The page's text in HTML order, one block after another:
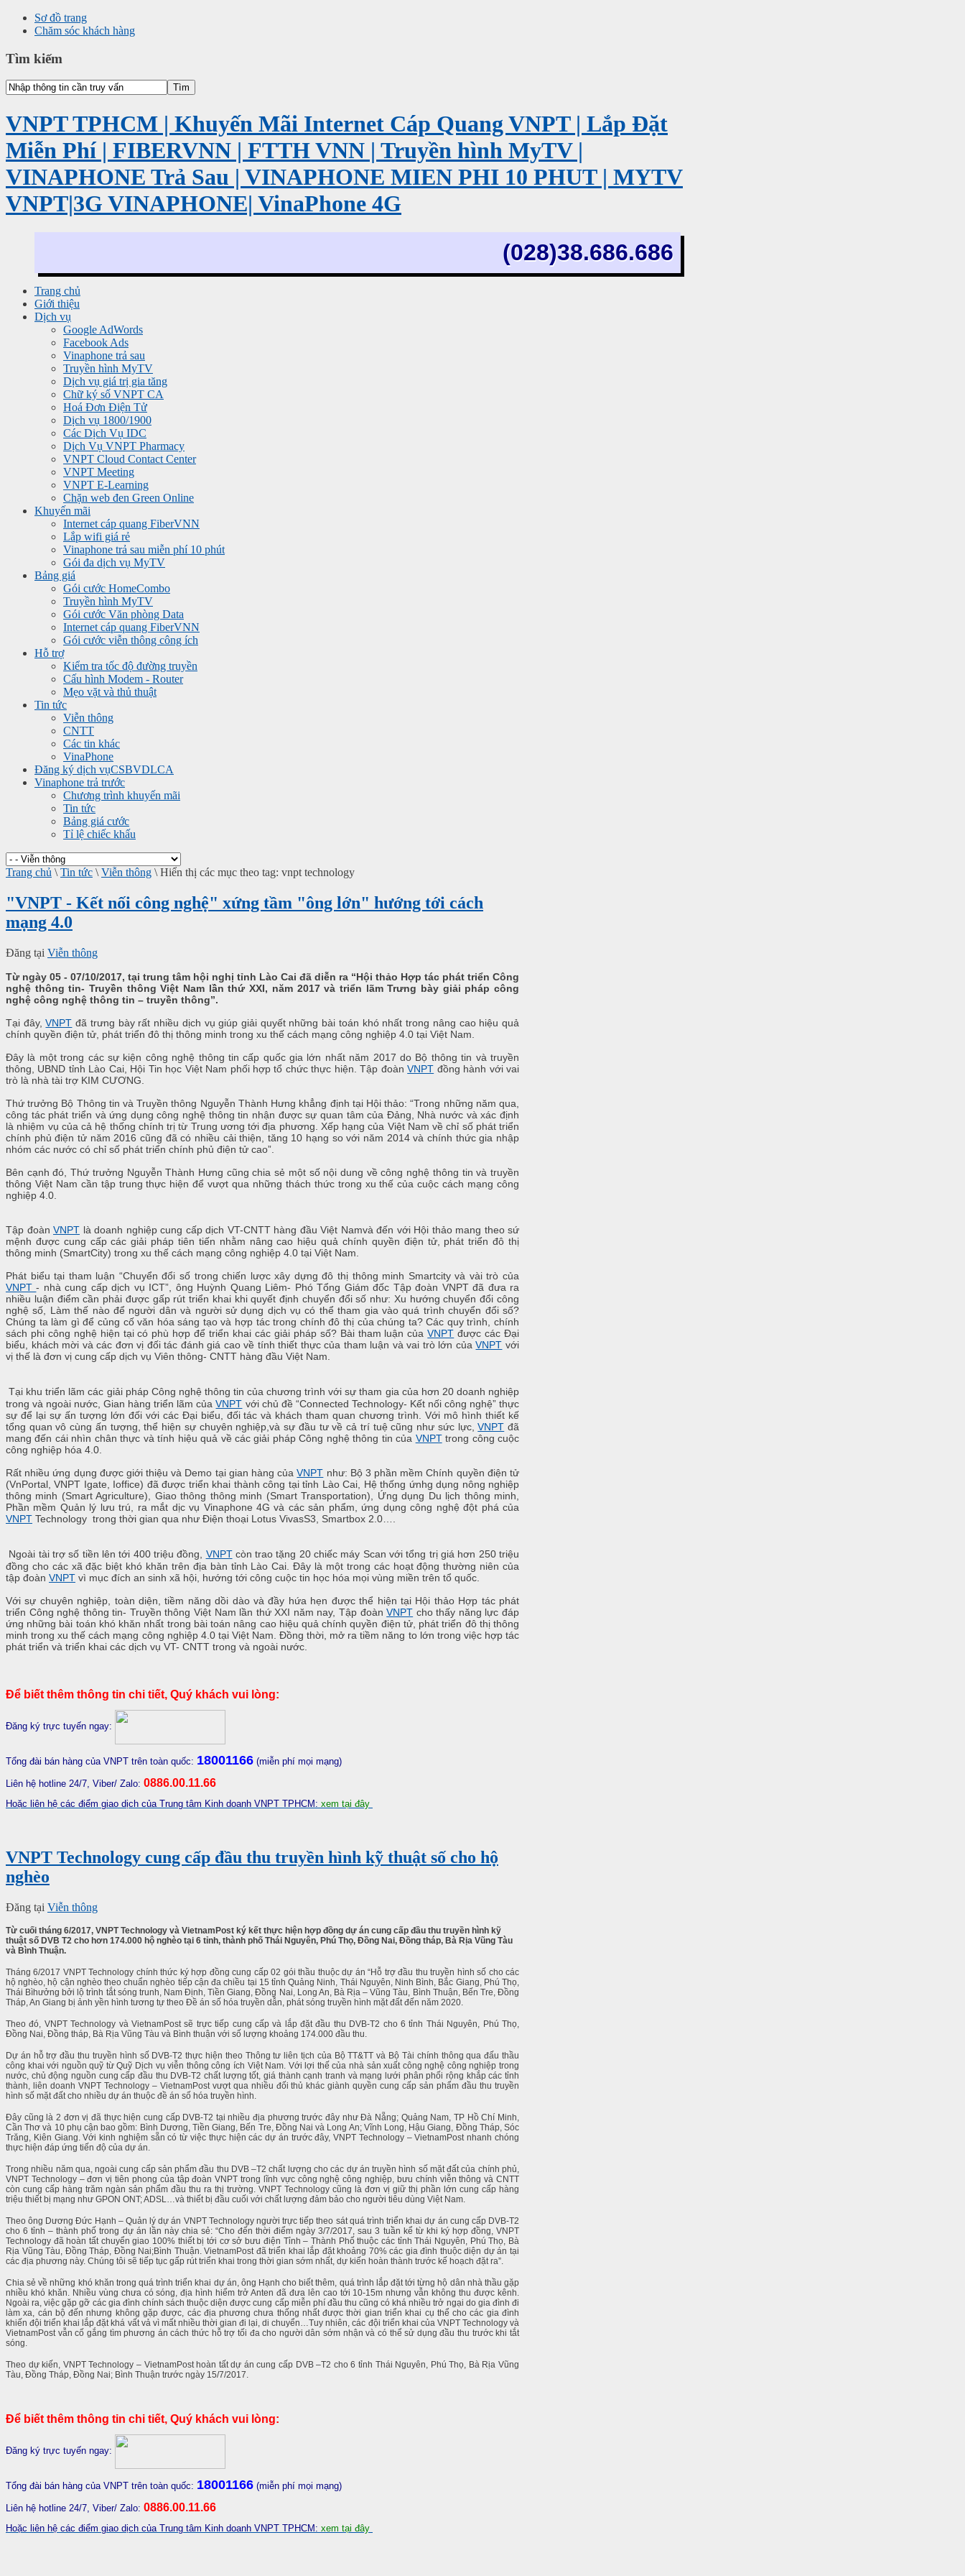
Sơ đồ trang
Chăm sóc khách hàng
Tìm kiếm
VNPT TPHCM | Khuyến Mãi Internet Cáp Quang VNPT | Lắp Đặt
Miễn Phí | FIBERVNN | FTTH VNN | Truyền hình MyTV |
VINAPHONE Trả Sau | VINAPHONE MIEN PHI 10 PHUT | MYTV
VNPT|3G VINAPHONE| VinaPhone 4G
(028)38.686.686
Trang chủ
Giới thiệu
Dịch vụ
Google AdWords
Facebook Ads
Vinaphone trả sau
Truyền hình MyTV
Dịch vụ giá trị gia tăng
Chữ ký số VNPT CA
Hoá Đơn Điện Tử
Dịch vụ 1800/1900
Các Dịch Vụ IDC
Dịch Vụ VNPT Pharmacy
VNPT Cloud Contact Center
VNPT Meeting
VNPT E-Learning
Chặn web đen Green Online
Khuyến mãi
Internet cáp quang FiberVNN
Lắp wifi giá rẻ
Vinaphone trả sau miễn phí 10 phút
Gói đa dịch vụ MyTV
Bảng giá
Gói cước HomeCombo
Truyền hình MyTV
Gói cước Văn phòng Data
Internet cáp quang FiberVNN
Gói cước viễn thông công ích
Hỗ trợ
Kiểm tra tốc độ đường truyền
Cấu hình Modem - Router
Mẹo vặt và thủ thuật
Tin tức
Viễn thông
CNTT
Các tin khác
VinaPhone
Đăng ký dịch vụCSBVDLCA
Vinaphone trả trước
Chương trình khuyến mãi
Tin tức
Bảng giá cước
Tỉ lệ chiếc khấu
Trang chủ \ Tin tức \ Viễn thông \ Hiển thị các mục theo tag: vnpt technology
"VNPT - Kết nối công nghệ" xứng tầm "ông lớn" hướng tới cách
mạng 4.0
Đăng tại Viễn thông
Từ ngày 05 - 07/10/2017, tại trung tâm hội nghị tỉnh Lào Cai đã diễn ra “Hội thảo Hợp tác phát triển Công
nghệ thông tin- Truyền thông Việt Nam lần thứ XXI, năm 2017 và triển lãm Trưng bày giải pháp công
nghệ công nghệ thông tin – truyền thông”.
Tại đây,VNPT đã trưng bày rất nhiều dịch vụ giúp giải quyết những bài toán khó nhất trong nâng cao hiệu quả
chính quyền điện tử, phát triển đô thị thông minh trong xu thế cách mạng công nghiệp 4.0 tại Việt Nam.
Đây là một trong các sự kiện công nghệ thông tin cấp quốc gia lớn nhất năm 2017 do Bộ thông tin và truyền
thông, UBND tỉnh Lào Cai, Hội Tin học Việt Nam phối hợp tổ chức thực hiện. Tập đoànVNPT đồng hành với vai
trò là nhà tài trợ KIM CƯƠNG.
Thứ trưởng Bộ Thông tin và Truyền thông Nguyễn Thành Hưng khẳng định tại Hội thảo: “Trong những năm qua,
công tác phát triển và ứng dụng công nghệ thông tin nhận được sự quan tâm của Đảng, Nhà nước và xác định
là nhiệm vụ của cả hệ thống chính trị từ Trung ương tới địa phương. Xếp hạng của Việt Nam về chỉ số phát triển
chính phủ điện tử năm 2016 cũng đã có nhiều cải thiện, tăng 10 hạng so với năm 2014 và chính thức gia nhập
nhóm các nước có chỉ số phát triển chính phủ điện tử cao”.
Bên cạnh đó, Thứ trưởng Nguyễn Thành Hưng cũng chia sẻ một số nội dung về công nghệ thông tin và truyền
thông Việt Nam cần tập trung thực hiện để vượt qua những thách thức trong xu thế của cuộc cách mạng công
nghiệp 4.0.
Tập đoàn VNPT là doanh nghiệp cung cấp dịch VT-CNTT hàng đầu Việt Namvà đến với Hội thảo mang theo sứ
mệnh được cung cấp các giải pháp tiên tiến nhằm nâng cao hiệu quả chính quyền điện tử, phát triển đô thị
thông minh (SmartCity) trong xu thế cách mạng công nghiệp 4.0 tại Việt Nam.
Phát biểu tại tham luận “Chuyển đổi số trong chiến lược xây dựng đô thị thông minh Smartcity và vài trò của
VNPT- nhà cung cấp dịch vụ ICT”, ông Huỳnh Quang Liêm- Phó Tổng Giám đốc Tập đoàn VNPT đã đưa ra
nhiều luận điểm cần phải được gấp rút triển khai khi quyết định chuyển đổi số như: Xu hướng chuyển đổi công
nghệ số, Làm thế nào để người dân và người sử dụng dịch vụ có thể tham gia vào quá trình chuyển đổi số?
Chúng ta làm gì để củng cố văn hóa sáng tạo và hợp tác trong chính đô thị của chúng ta? Các quy trình, chính
sách phi công nghệ hiện tại có phù hợp để triển khai các giải pháp số? Bài tham luận củaVNPT được các Đại
biểu, khách mời và các đơn vị đối tác đánh giá cao về tính thiết thực của tham luận và vai trò lớn củaVNPT với
vị thế là đơn vị cung cấp dịch vụ Viên thông- CNTT hàng đầu Việt Nam.
Tại khu triển lãm các giải pháp Công nghệ thông tin của chương trình với sự tham gia của hơn 20 doanh nghiệp
trong và ngoài nước, Gian hàng triển lãm củaVNPT với chủ đề “Connected Technology- Kết nối công nghệ” thực
sự để lại sự ấn tượng lớn đối với các Đại biểu, đối tác và khách tham quan chương trình. Với mô hình thiết kế
tổng quan vô cùng ấn tượng, thể hiện sự chuyên nghiệp,và sự đầu tư về cả trí tuệ cũng như sức lực,VNPT đã
mang đến cái nhìn chân thực và tính hiệu quả về các giải pháp Công nghệ thông tin của VNPTtrong công cuộc
công nghiệp hóa 4.0.
Rất nhiều ứng dụng được giới thiệu và Demo tại gian hàng củaVNPT như: Bộ 3 phần mềm Chính quyền điện tử
(VnPortal, VNPT Igate, Ioffice) đã được triển khai thành công tại tỉnh Lào Cai, Hệ thống ứnhg dụng nông nghiệp
thông minh (Smart Agriculture), Giao thông thông minh (Smart Transportation), Ứng dụng Du lịch thông minh,
Phần mềm Quản lý lưu trú, ra mắt dịcvụ Vinaphone 4G và các sản phẩm, ứng dụng công nghệ đột phá của
VNPT Technology trong thời gian qua như Điện thoại Lotus VivasS3, Smartbox 2.0….
Ngoài tài trợ số tiền lên tới 400 triệu đồng, VNPTcòn trao tặng 20 chiếc máy Scan với tổng trị giá hơn 250 triệu
đồng cho các xã đặc biệt khó khăn trên địa bàn tỉnh Lào Cai. Đây là một trong các hoạt động thường niên của
tập đoàn VNPT vì mục đích an sinh xã hội, hướng tới công cuộc tin học hóa mọi vùng miền trên tổ quốc.
Với sự chuyên nghiệp, toàn diện, tiềm năng dồi dào và đầy hứa hẹn được thể hiện tại Hội thảo Hợp tác phát
triển Công nghệ thông tin- Truyền thông Việt Nam lần thứ XXI năm nay, Tập đoànVNPT cho thấy năng lực đáp
ứng những bài toán khó khăn nhất trong bài toán nâng cao hiệu quả chính quyền điện tử, phát triển đô thị thông
minh trong xu thế cách mạng công nghiệp 4.0 tại Việt Nam. Đồng thời, mở ra tiềm năng to lớn trong việc hợp tác
phát triển và triển khai các dịch vụ VT- CNTT trong và ngoài nước.
Để biết thêm thông tin chi tiết, Quý khách vui lòng:
Đăng ký trực tuyến ngay:
Tổng đài bán hàng của VNPT trên toàn quốc: 18001166 (miễn phí mọi mạng)
Liên hệ hotline 24/7, Viber/ Zalo: 0886.00.11.66
Hoặc liên hệ các điểm giao dịch của Trung tâm Kinh doanh VNPT TPHCM: xem tại đây
VNPT Technology cung cấp đầu thu truyền hình kỹ thuật số cho hộ
nghèo
Đăng tại Viễn thông
Từ cuối tháng 6/2017, VNPT Technology và VietnamPost ký kết thực hiện hợp đồng dự án cung cấp đầu thu truyền hình kỹ
thuật số DVB T2 cho hơn 174.000 hộ nghèo tại 6 tỉnh, thành phố Thái Nguyên, Phú Thọ, Đồng Nai, Đồng tháp, Bà Rịa Vũng Tàu
và Bình Thuận.
Tháng 6/2017 VNPT Technology chính thức ký hợp đồng cung cấp 02 gói thầu thuộc dự án “Hỗ trợ đầu thu truyền hình số cho các
hộ nghèo, hộ cận nghèo theo chuẩn nghèo tiếp cận đa chiều tại 15 tỉnh Quảng Ninh, Thái Nguyên, Ninh Bình, Bắc Giang, Phú Thọ,
Thái Bìhưởng bởi lộ trình tắt sóng trunh, Nam Định, Tiền Giang, Đồng Nai, Long An, Bà Rịa – Vũng Tàu, Bình Thuận, Bến Tre, Đồng
Tháp, An Giang bị ảnh yền hình tương tự theo Đề án số hóa truyền dẫn, phát sóng truyền hình mặt đất đến năm 2020.
Theo đó, VNPT Technology và VietnamPost sẽ trực tiếp cung cấp và lắp đặt đầu thu DVB-T2 cho 6 tỉnh Thái Nguyên, Phú Thọ,
Đồng Nai, Đồng tháp, Bà Rịa Vũng Tàu và Bình thuận với số lượng khoảng 174.000 đầu thu.
Dự án hỗ trợ đầu thu truyền hình số DVB-T2 thực hiện theo Thông tư liên tịch của Bộ TT&TT và Bộ Tài chính thông qua đấu thầu
công khai với nguồn quỹ từ Quỹ Dịch vụ viễn thông công ích Việt Nam. Với lợi thế của nhà sản xuất công nghệ công nghiệp trong
nước, chủ động nguồn cung cấp đầu thu DVB-T2 chất lượng tốt, giá thành cạnh tranh và mạng lưới phân phối rộng khắp các tỉnh
thành, liên doanh VNPT Technology – VietnamPost vượt qua nhiều đối thủ khác giành quyền cung cấp sản phẩm đầu thu truyền
hình số mặt đất cho nhiều dự án thuộc đề án số hóa truyền hình.
Đây cũng là 2 đơn vị đã thực hiện cung cấp DVB-T2 tại nhiều địa phương trước đây như Đà Nẵng; Quảng Nam, TP Hồ Chí Minh,
Cần Thơ và 10 phụ cận bao gồm: Bình Dương, Tiền Giang, Bến Tre, Đồng Nai và Long An; Vĩnh Long, Hậu Giang, Đồng Tháp, Sóc
Trăng, Kiên Giang. Với kinh nghiệm sẵn có từ việc thực hiện các dự án trước đây, VNPT Technology – VietnamPost nhanh chóng
thực hiện đáp ứng tiến độ của dự án.
Trong nhiều năm qua, ngoài cung cấp sản phẩm đầu thu DVB –T2 chất lượng cho các dự án truyền hình số mặt đất của chính phủ,
VNPT Technology – đơn vị tiên phong của tập đoàn VNPT trong lĩnh vực công nghệ công nghiệp, bưu chính viễn thông và CNTT
còn cung cấp hàng trăm ngàn sản phẩm đầu thu ra thị trường. VNPT Technology cũng là đơn vị giữ thị phần lớn cung cấp hàng
triệu thiết bị mạng như GPON ONT; ADSL…và thiết bị đầu cuối với chất lượng đảm bảo cho người tiêu dùng Việt Nam.
Theo ông Dương Đức Hạnh – Quản lý dự án VNPT Technology người trực tiếp theo sát quá trình triển khai dự án cung cấp DVB-T2
cho 6 tỉnh – thành phố trong dự án lần này chia sẻ: “Cho đến thời điểm ngày 3/7/2017, sau 3 tuần kể từ khi ký hợp đồng, VNPT
Technology đã hoàn tất chuyển giao 100% thiết bị tới cơ sở bưu điện Tỉnh – Thành Phố thuộc các tỉnh Thái Nguyên, Phú Thọ, Bà
Rịa Vũng Tàu, Đồng Tháp, Đồng Nai;Bình Thuận. VietnamPost đã triển khai lắp đặt khoảng 70% các gia đình thuộc diện dự án tại
các địa phương này. Chúng tôi sẽ tiếp tục gấp rút triển khai trong thời gian sớm nhất, dự kiến hoàn thành trước kế hoạch đặt ra”.
Chia sẻ về những khó khăn trong quá trình triển khai dự án, ông Hạnh cho biết thêm, quá trình lắp đặt tới từng hộ dân nhà thầu gặp
nhiều khó khăn. Nhiều vùng chưa có sóng, địa hình hiểm trở Anten đã đưa lên cao tới 10-15m nhưng vẫn không thu được kênh.
Ngoài ra, việc gặp gỡ các gia đình chính sách thuộc diện được cung cấp miễn phí đầu thu cũng có khá nhiều trở ngại do gia đình đi
làm xa, cán bộ đến nhưng không gặp được, các địa phương chưa thống nhất được thời gian triển khai cụ thể cho các gia đình
khiến đội triển khai lắp đặt khá vất vả vì mất nhiều thời gian đi lại, di chuyển…Tuy nhiên, các đội triển khai của VNPT Technology và
VietnamPost vẫn cố gắng tìm phương án cách thức hỗ trợ tối đa cho người dân sớm nhận và có thể sử dụng đầu thu trước khi tắt
sóng.
Theo dự kiến, VNPT Technology – VietnamPost hoàn tất dự án cung cấp DVB –T2 cho 6 tỉnh Thái Nguyên, Phú Thọ, Bà Rịa Vũng
Tàu, Đồng Tháp, Đồng Nai; Bình Thuận trước ngày 15/7/2017.
Để biết thêm thông tin chi tiết, Quý khách vui lòng:
Đăng ký trực tuyến ngay:
Tổng đài bán hàng của VNPT trên toàn quốc: 18001166 (miễn phí mọi mạng)
Liên hệ hotline 24/7, Viber/ Zalo: 0886.00.11.66
Hoặc liên hệ các điểm giao dịch của Trung tâm Kinh doanh VNPT TPHCM: xem tại đây